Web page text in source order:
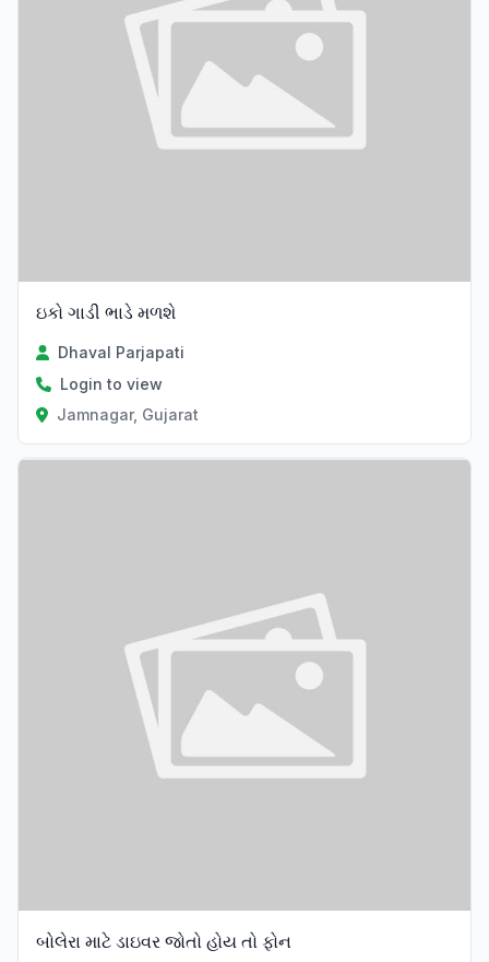
ઇકો ગાડી ભાડે મળશે
Dhaval Parjapati
Login to view
Jamnagar, Gujarat
બોલેરા માટે ડાઇવર જોતો હોય તો ફોન